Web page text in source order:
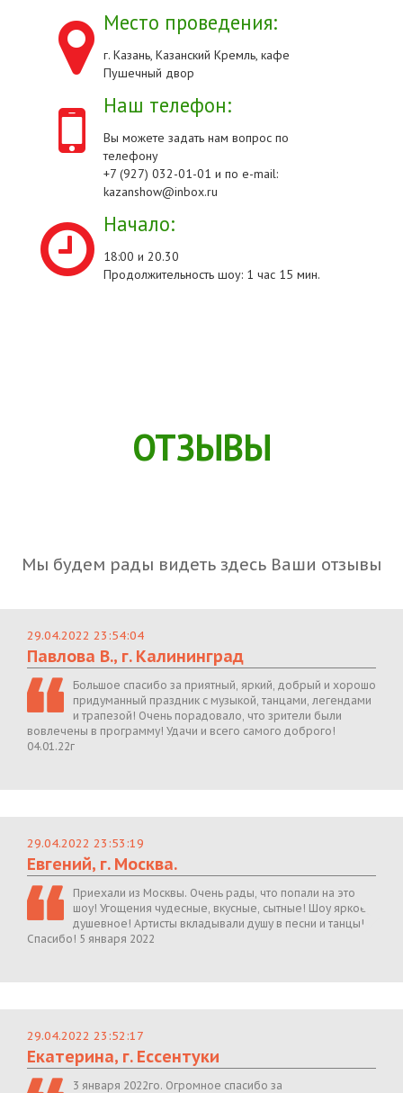
Место проведения:
г. Казань, Казанский Кремль, кафе
Пушечный двор
Наш телефон:
Вы можете задать нам вопрос по
телефону
+7 (927) 032-01-01 и по e-mail:
kazanshow@inbox.ru
Начало:
18:00 и 20.30
Продолжительность шоу: 1 час 15 мин.
ОТЗЫВЫ
Мы будем рады видеть здесь Ваши отзывы
29.04.2022 23:54:04
Павлова В., г. Калининград
Большое спасибо за приятный, яркий, добрый и хорошо
придуманный праздник с музыкой, танцами, легендами
и трапезой! Очень порадовало, что зрители были
вовлечены в программу! Удачи и всего самого доброго!
04.01.22г
29.04.2022 23:53:19
Евгений, г. Москва.
Приехали из Москвы. Очень рады, что попали на это
шоу! Угощения чудесные, вкусные, сытные! Шоу яркое,
душевное! Артисты вкладывали душу в песни и танцы!
Спасибо! 5 января 2022
29.04.2022 23:52:17
Екатерина, г. Ессентуки
3 января 2022го. Огромное спасибо за